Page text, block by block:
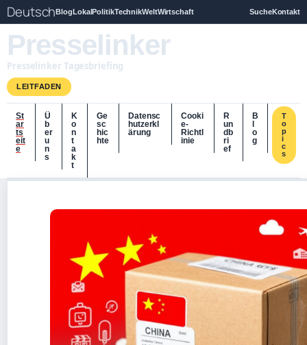
DeutschBlogLokalPolitikTechnikWeltWirtschaft SucheKontakt
Presselinker
Presselinker Tagesbriefing
LEITFADEN
St
ar
ts
eit
e
Ü
b
er
u
n
s
K
o
n
t
a
k
t
Ge
sc
hic
hte
Datensc
hutzerkl
ärung
Cooki
e-
Richtl
inie
R
un
db
ri
ef
B
o
g
T
o
p
i
c
s